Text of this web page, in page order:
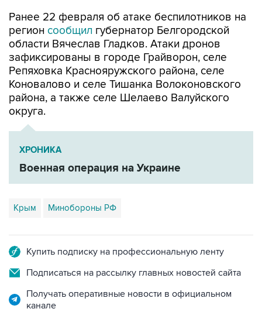
Ранее 22 февраля об атаке беспилотников на
регион сообщил губернатор Белгородской
области Вячеслав Гладков. Атаки дронов
зафиксированы в городе Грайворон, селе
Репяховка Краснояружского района, селе
Коновалово и селе Тишанка Волоконовского
района, а также селе Шелаево Валуйского
округа.
ХРОНИКА
Военная операция на Украине
Крым Минобороны РФ
Купить подписку на профессиональную ленту
Подписаться на рассылку главных новостей сайта
Получать оперативные новости в официальном
канале